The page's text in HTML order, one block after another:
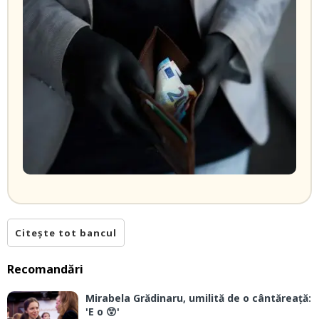
Citește tot bancul
Recomandări
Mirabela Grădinaru, umilită de o cântăreață:
'E o 😲'